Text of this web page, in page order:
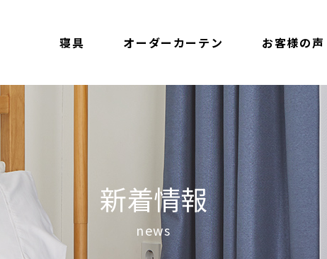
寝具 オーダーカーテン お客様の声
新着情報
news